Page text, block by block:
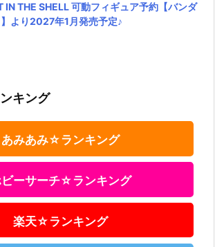
IN THE SHELL 可動フィギュア予約【バンダ
より2027年1月発売予定♪
キング
あみあみ☆ランキング
ーサーチ☆ランキング
楽天☆ランキング